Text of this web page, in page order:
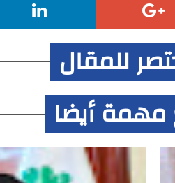
للمقال
أيضا